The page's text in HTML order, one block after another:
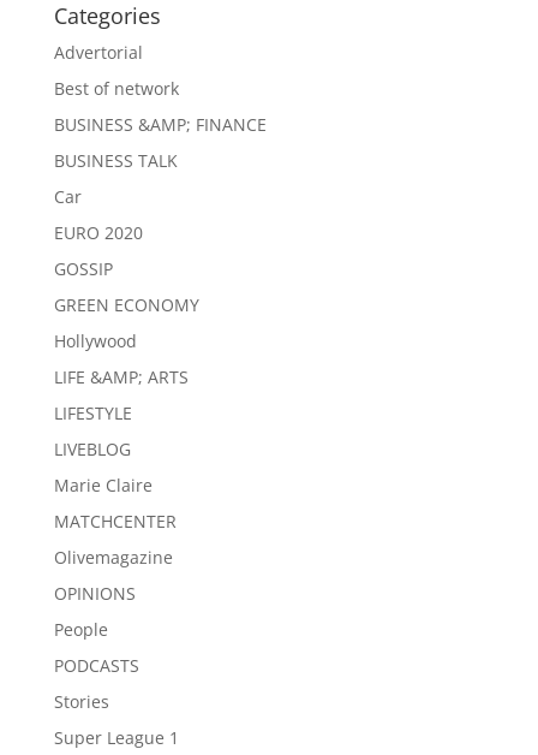
Categories
Advertorial
Best of network
BUSINESS &AMP; FINANCE
BUSINESS TALK
Car
EURO 2020
GOSSIP
GREEN ECONOMY
Hollywood
LIFE &AMP; ARTS
LIFESTYLE
LIVEBLOG
Marie Claire
MATCHCENTER
Olivemagazine
OPINIONS
People
PODCASTS
Stories
Super League 1